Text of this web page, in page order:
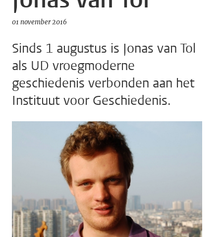
01 november 2016
Sinds 1 augustus is Jonas van Tol
als UD vroegmoderne
geschiedenis verbonden aan het
Instituut voor Geschiedenis.